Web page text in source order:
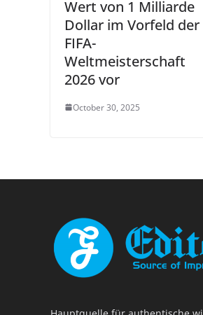
Wert von 1 Milliarde
Dollar im Vorfeld der
FIFA-
Weltmeisterschaft
2026 vor
October 30, 2025